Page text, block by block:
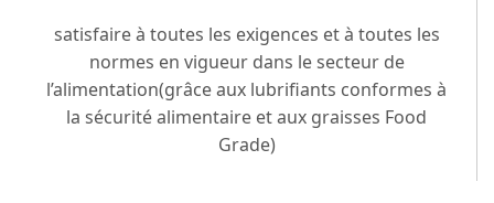
satisfaire à toutes les exigences et à toutes les
normes en vigueur dans le secteur de
l’alimentation(grâce aux lubrifiants conformes à
la sécurité alimentaire et aux graisses Food
Grade)